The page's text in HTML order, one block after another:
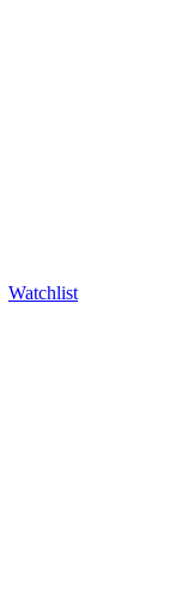
Watchlist